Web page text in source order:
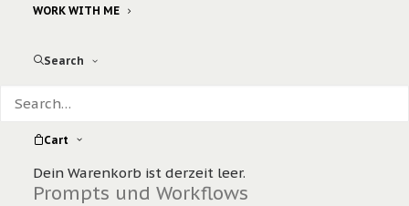
WORK WITH ME
Search
Cart
Dein Warenkorb ist derzeit leer.
Die
Datenbank
Prompts und Workflows